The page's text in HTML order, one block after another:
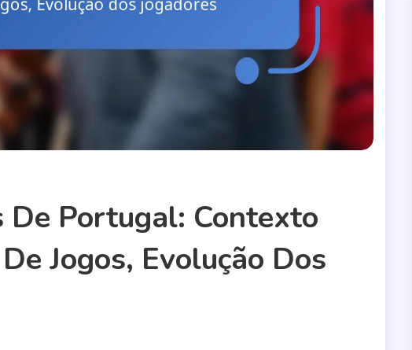
De Portugal: Contexto
Jogos, Evolução Dos